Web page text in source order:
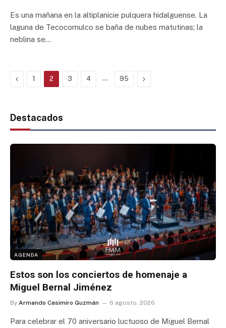
Es una mañana en la altiplanicie pulquera hidalguense. La
laguna de Tecocomulco se baña de nubes matutinas; la
neblina se…
Previous
1 2 3 4 … 95 Next
Destacados
AGENDA
Estos son los conciertos de homenaje a
Miguel Bernal Jiménez
By Armando Casimiro Guzmán 6 agosto, 2026
Para celebrar el 70 aniversario luctuoso de Miguel Bernal